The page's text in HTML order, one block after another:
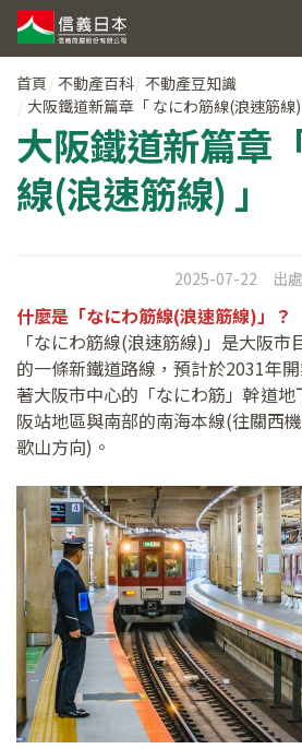
首頁 不動產百科 不動產豆知識
大阪鐵道新篇章「 なにわ筋線(浪速筋線)
大阪鐵道新篇章
線(浪速筋線) 」
2025-07-22 出
什麼是「なにわ筋線(浪速筋線) 」？
「なにわ筋線(浪速筋線)」是大阪
的一條新鐵道路線，預計於2031年
著大阪市中心的「なにわ筋」幹道
阪站地區與南部的南海本線(往關西
歌山方向)。